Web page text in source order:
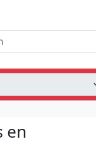
en